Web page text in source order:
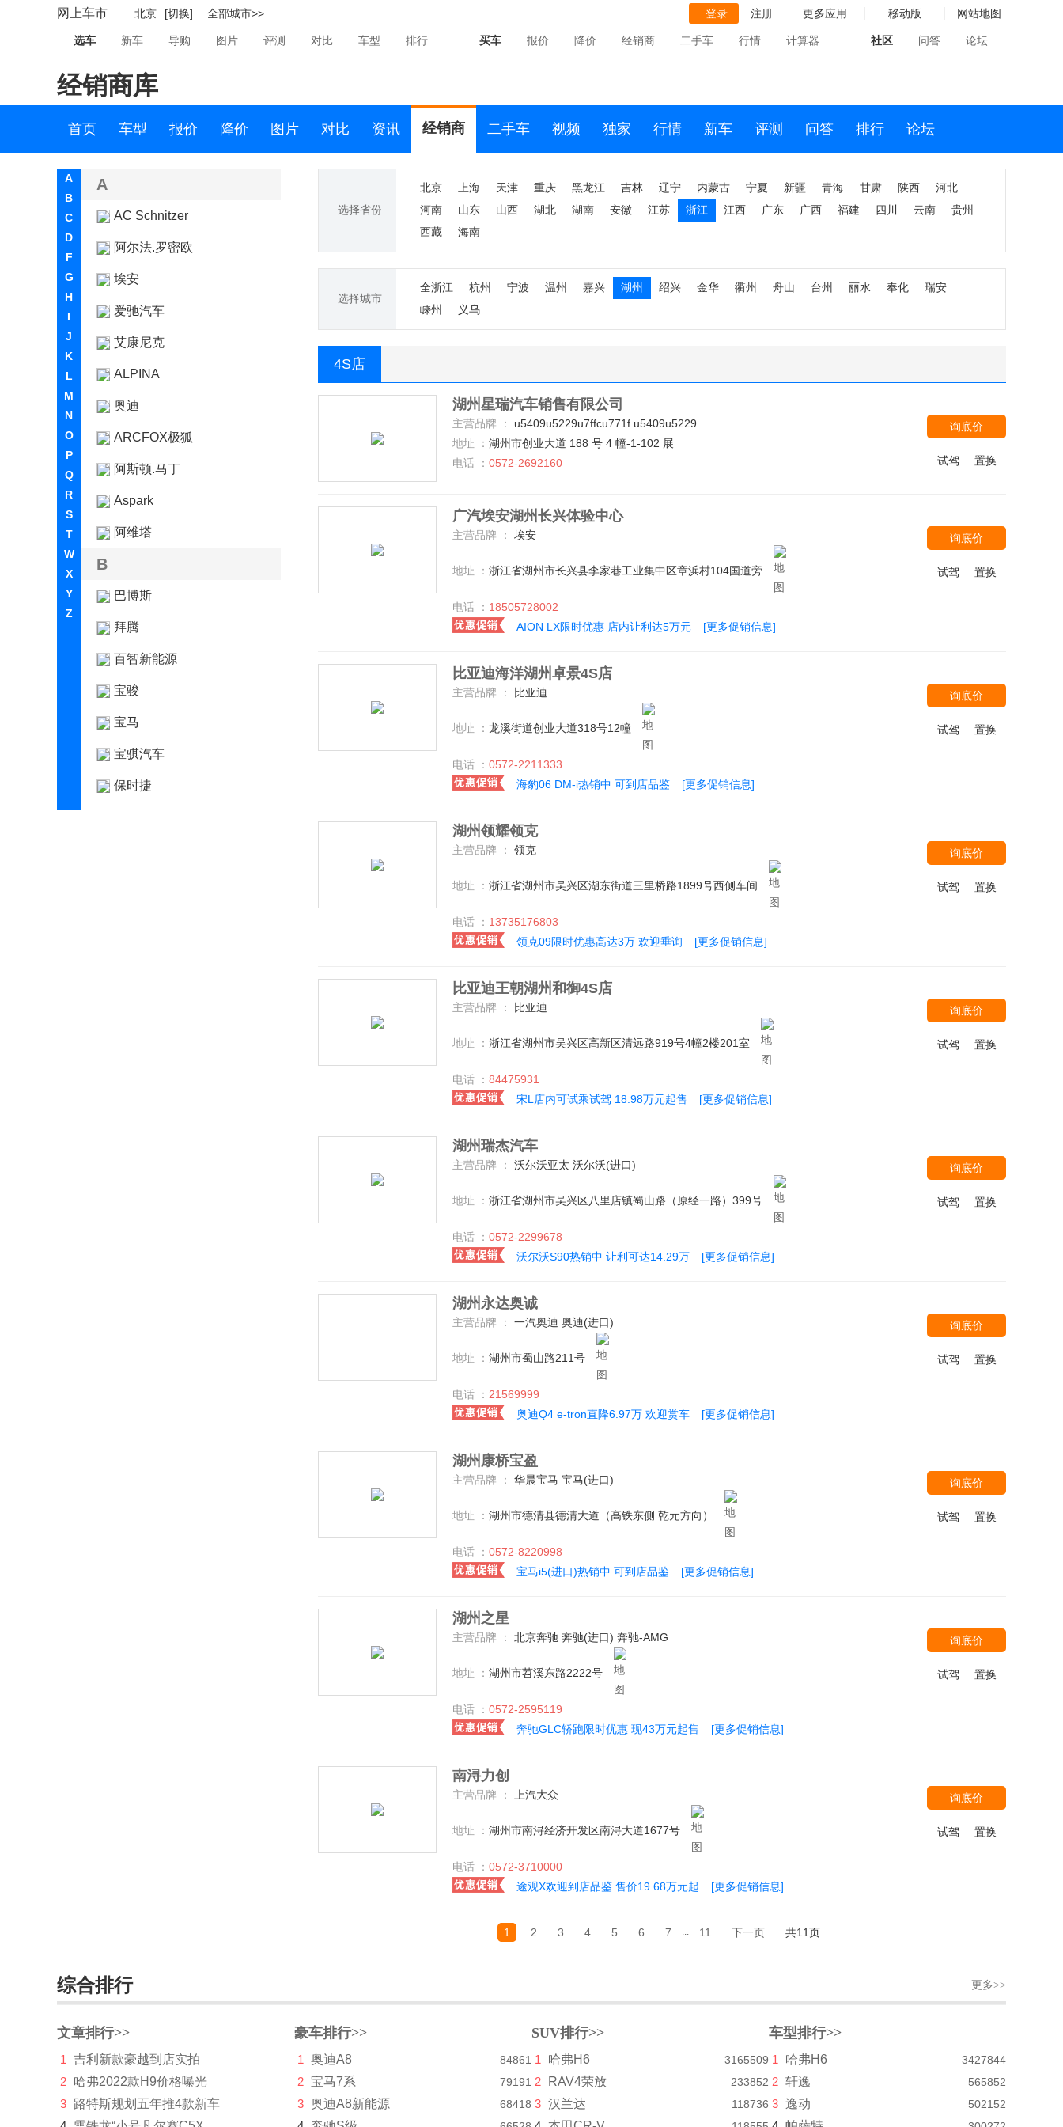
网上车市 北京 [切换] 全部城市>> 登录 注册 更多应用 移动版 网站地图
选车 新车 导购 图片 评测 对比 车型 排行 买车 报价 降价 经销商 二手车 行情 计算器 社区 问答 论坛
经销商库
首页 车型 报价 降价 图片 对比 资讯 经销商 二手车 视频 独家 行情 新车 评测 问答 排行 论坛
A
B
C
D
F
G
H
I
J
K
L
M
N
O
P
Q
R
S
T
W
X
Y
Z
A
AC Schnitzer
阿尔法.罗密欧
埃安
爱驰汽车
艾康尼克
ALPINA
奥迪
ARCFOX极狐
阿斯顿.马丁
Aspark
阿维塔
B
巴博斯
拜腾
百智新能源
宝骏
宝马
宝骐汽车
保时捷
创维汽车
刺猬汽车
D
大乘汽车
选择省份
北京 上海 天津 重庆 黑龙江 吉林 辽宁 内蒙古 宁夏 新疆 青海 甘肃 陕西
河北
河南
山东 山西 湖北 湖南 安徽 江苏 浙江 江西 广东 广西 福建 四川 云南
贵州
西藏
海南
选择城市
全浙江 杭州 宁波 温州 嘉兴 湖州 绍兴 金华 衢州 舟山 台州 丽水 奉化
瑞安
嵊州
义乌
4S店
湖州星瑞汽车销售有限公司
主营品牌 ：
u5409u5229u7ffcu771f u5409u5229
地址 ： 湖州市创业大道 188 号 4 幢-1-102 展
电话 ： 0572-2692160
询底价
试驾 置换
广汽埃安湖州长兴体验中心
主营品牌 ： 埃安
地址 ： 浙江省湖州市长兴县李家巷工业集中区章浜村104国道旁
电话 ： 18505728002
AION LX限时优惠 店内让利达5万元
[更多促销信息]
询底价
试驾 置换
比亚迪海洋湖州卓景4S店
主营品牌 ： 比亚迪
地址 ： 龙溪街道创业大道318号12幢
电话 ： 0572-2211333
海豹06 DM-i热销中 可到店品鉴
[更多促销信息]
询底价
试驾 置换
湖州领耀领克
主营品牌 ： 领克
地址 ： 浙江省湖州市吴兴区湖东街道三里桥路1899号西侧车间
电话 ： 13735176803
领克09限时优惠高达3万 欢迎垂询
[更多促销信息]
询底价
试驾 置换
比亚迪王朝湖州和御4S店
主营品牌 ： 比亚迪
地址 ： 浙江省湖州市吴兴区高新区清远路919号4幢2楼201室
电话 ： 84475931
宋L店内可试乘试驾 18.98万元起售
[更多促销信息]
询底价
试驾 置换
湖州瑞杰汽车
主营品牌 ： 沃尔沃亚太 沃尔沃(进口)
地址 ： 浙江省湖州市吴兴区八里店镇蜀山路（原经一路）399号
电话 ： 0572-2299678
沃尔沃S90热销中 让利可达14.29万
[更多促销信息]
询底价
试驾 置换
湖州永达奥诚
主营品牌 ： 一汽奥迪 奥迪(进口)
地址 ： 湖州市蜀山路211号
电话 ： 21569999
奥迪Q4 e-tron直降6.97万 欢迎赏车
[更多促销信息]
询底价
试驾 置换
湖州康桥宝盈
主营品牌 ： 华晨宝马 宝马(进口)
地址 ： 湖州市德清县德清大道（高铁东侧 乾元方向）
电话 ： 0572-8220998
宝马i5(进口)热销中 可到店品鉴
[更多促销信息]
询底价
试驾 置换
湖州之星
主营品牌 ： 北京奔驰 奔驰(进口) 奔驰-AMG
地址 ： 湖州市苕溪东路2222号
电话 ： 0572-2595119
奔驰GLC轿跑限时优惠 现43万元起售
[更多促销信息]
询底价
试驾 置换
南浔力创
主营品牌 ： 上汽大众
地址 ： 湖州市南浔经济开发区南浔大道1677号
电话 ： 0572-3710000
途观X欢迎到店品鉴 售价19.68万元起
[更多促销信息]
询底价
试驾 置换
1 2 3 4 5 6 7 ... 11 下一页 共11页
综合排行 更多>>
文章排行>>
1
吉利新款豪越到店实拍
2 哈弗2022款H9价格曝光
3 路特斯规划五年推4款新车
豪车排行>>
1 奥迪A8 84861
2 宝马7系 79191
3 奥迪A8新能源 68418
SUV排行>>
1 哈弗H6 3165509
2 RAV4荣放 233852
3 汉兰达 118736
车型排行>>
1 哈弗H6 3427844
2 轩逸 565852
3 逸动 502152